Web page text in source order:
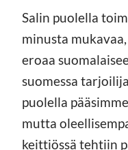
Salin puolella
minusta
eroaa
suomessa
puolella
mutta
keittiössä tehtiin